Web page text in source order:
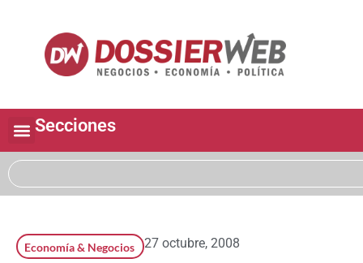
Secciones
Economía & Negocios 27 octubre, 2008